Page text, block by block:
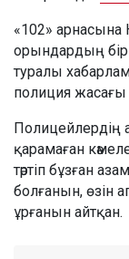
«102»
орындардың
туралы
полиция
Полицейлердің
қарамаған
тәртіп бұзған
болғанын, өзін
ұрғанын айтқан.